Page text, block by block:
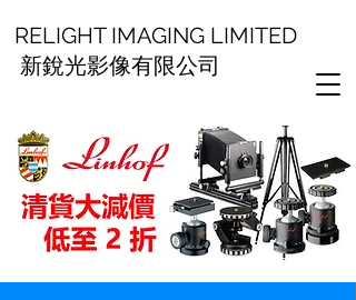
RELIGHT IMAGING LIMITED
新銳光影像有限公司